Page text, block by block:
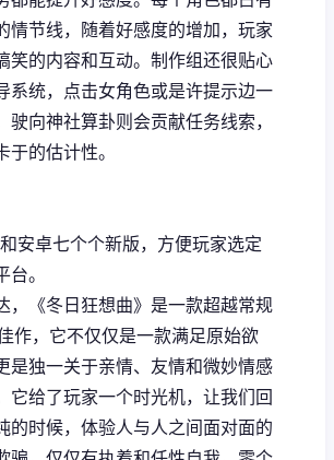
情节线，随着好感度的增加，玩家
笑的内容和互动。制作组还很贴心
系统，点击女角色或是许提示边一
驶向神社算卦则会贡献任务线索，
的估计性。
安卓七个个新版，方便玩家选定
。
，《冬日狂想曲》是一款​​超越常规
作​​，它不仅仅是一款满足原始欲
是独一关于亲情、友情和微妙情感
它给了玩家一个时光机，让我们回
的时候，体验人与人之间面对面的